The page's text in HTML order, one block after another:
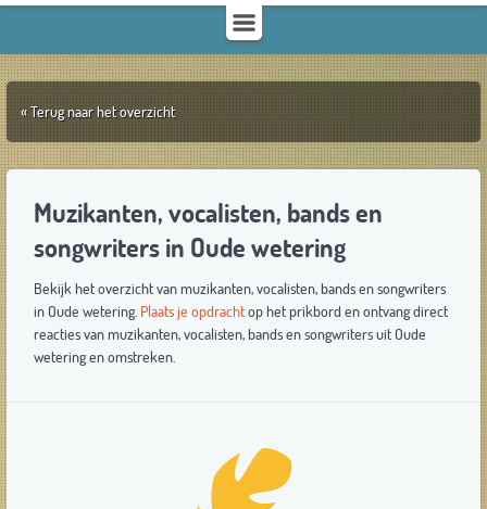
« Terug naar het overzicht
Muzikanten, vocalisten, bands en
songwriters in Oude wetering
Bekijk het overzicht van muzikanten, vocalisten, bands en songwriters
in Oude wetering. Plaats je opdrachtop het prikbord en ontvang direct
reacties van muzikanten, vocalisten, bands en songwriters uit Oude
wetering en omstreken.